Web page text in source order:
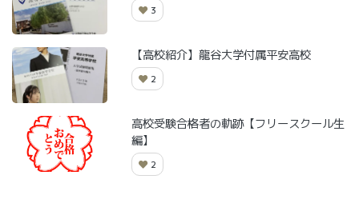
3
【高校紹介】龍谷大学付属平安高校
2
高校受験合格者の軌跡【フリースクール生
編】
2